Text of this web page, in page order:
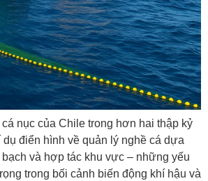
nục của Chile trong hơn hai thập kỷ
điển hình về quản lý nghề cá dựa
và hợp tác khu vực – những yếu
trong bối cảnh biến động khí hậu và